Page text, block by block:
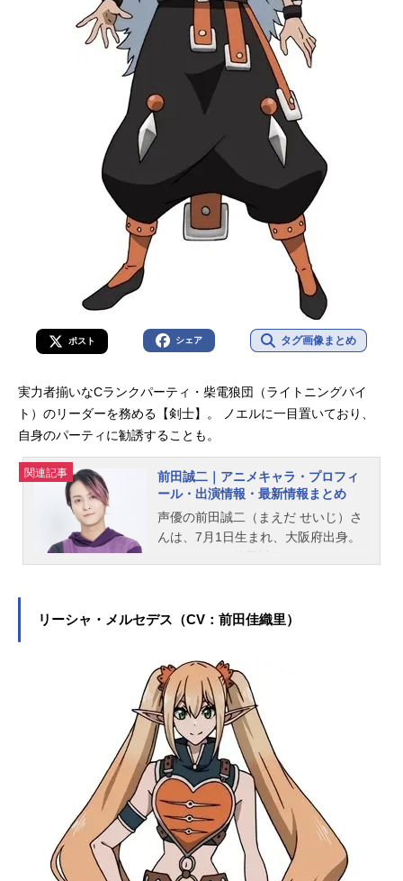
ポスト シェア タグ画像まとめ
実力者揃いなCランクパーティ・柴電狼団（ライトニングバイ
ト）のリーダーを務める【剣士】。 ノエルに一目置いており、
自身のパーティに勧誘することも。
関連記事
前田誠二｜アニメキャラ・プロフィ
ール・出演情報・最新情報まとめ
声優の前田誠二（まえだ せいじ）さ
んは、7月1日生まれ、大阪府出身。
リーシャ・メルセデス（CV：前田佳織里）